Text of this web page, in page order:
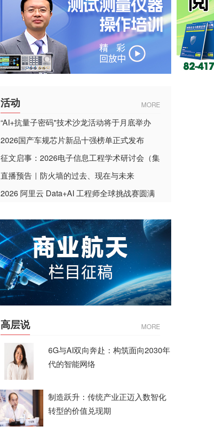
活动 MORE
“AI+抗量子密码"技术沙龙活动将于月底举办
2026国产车规芯片新品十强榜单正式发布
征文启事：2026电子信息工程学术研讨会（集
成电路应用杂志）
直播预告｜防火墙的过去、现在与未来
2026 阿里云 Data+AI 工程师全球挑战赛圆满
高层说 MORE
6G与AI双向奔赴：构筑面向2030年
代的智能网络
制造跃升：传统产业正迈入数智化
转型的价值兑现期